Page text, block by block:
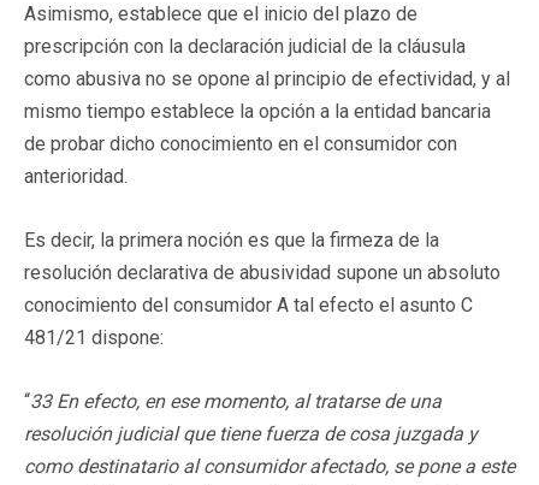
Asimismo, establece que el inicio del plazo de
prescripción con la declaración judicial de la cláusula
como abusiva no se opone al principio de efectividad, y al
mismo tiempo establece la opción a la entidad bancaria
de probar dicho conocimiento en el consumidor con
anterioridad.
Es decir, la primera noción es que la firmeza de la
resolución declarativa de abusividad supone un absoluto
conocimiento del consumidor A tal efecto el asunto C
481/21 dispone:
“33 En efecto, en ese momento, al tratarse de una
resolución judicial que tiene fuerza de cosa juzgada y
como destinatario al consumidor afectado, se pone a este